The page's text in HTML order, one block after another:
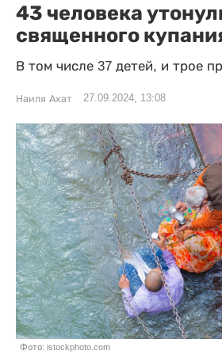
43 человека
священного
В том числе 37 детей, и трое
Наиля Ахат 27.09.2024, 13:08
Фото: istockphoto.com